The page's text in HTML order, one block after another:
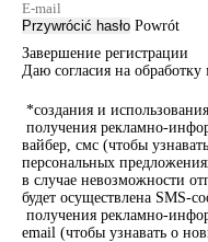
Przywrócić hasło Powrót
Завершение регистрации
Даю согласия на
*создания и
получения рекламно-
вайбер, смс (чтобы
персональных
в случае невозможности
будет осуществлена SMS-
получения рекламно-
email (чтобы узнавать о